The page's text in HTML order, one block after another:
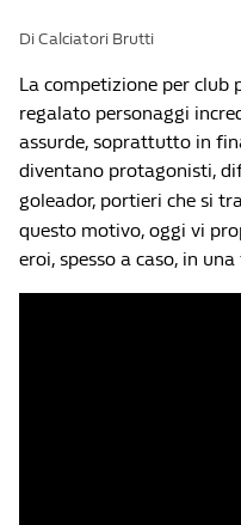
Di Calciatori Brutti
La competizione per club
regalato personaggi
assurde, soprattutto in
diventano protagonisti,
goleador, portieri che si
questo motivo, oggi vi
eroi, spesso a caso, in